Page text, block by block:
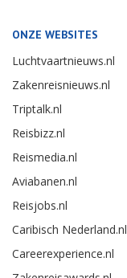
ONZE WEBSITES
Luchtvaartnieuws.nl
Zakenreisnieuws.nl
Triptalk.nl
Reisbizz.nl
Reismedia.nl
Aviabanen.nl
Reisjobs.nl
Caribisch Nederland.nl
Careerexperience.nl